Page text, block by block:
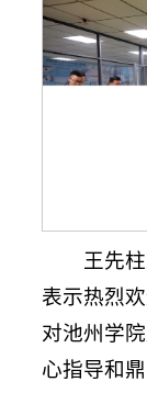
王先
表示热烈
对池州学
心指导和